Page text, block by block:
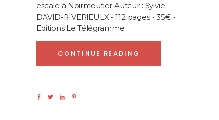
escale à Noirmoutier Auteur : Sylvie
DAVID-RIVERIEULX - 112 pages - 35€ -
Editions Le Télégramme
CONTINUE READING